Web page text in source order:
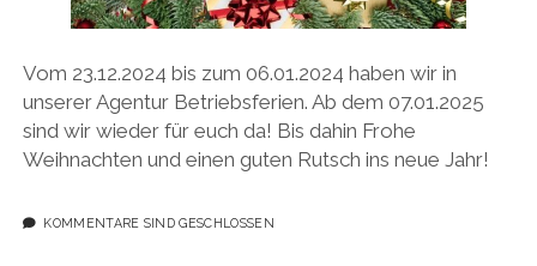
Vom 23.12.2024 bis zum 06.01.2024 haben wir in
unserer Agentur Betriebsferien. Ab dem 07.01.2025
sind wir wieder für euch da! Bis dahin Frohe
Weihnachten und einen guten Rutsch ins neue Jahr!
KOMMENTARE SIND GESCHLOSSEN